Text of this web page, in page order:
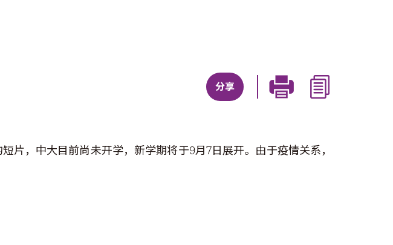
分享
，中大目前尚未开学，新学期将于9月7日展开。由于疫情关系，